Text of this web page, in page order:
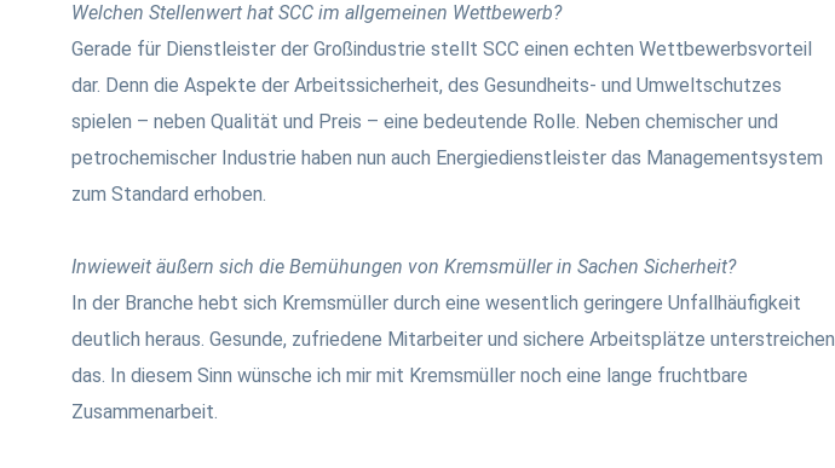
Welchen Stellenwert hat SCC im allgemeinen Wettbewerb?
Gerade für Dienstleister der Großindustrie stellt SCC einen echten Wettbewerbsvorteil
dar. Denn die Aspekte der Arbeitssicherheit, des Gesundheits- und Umweltschutzes
spielen – neben Qualität und Preis – eine bedeutende Rolle. Neben chemischer und
petrochemischer Industrie haben nun auch Energiedienstleister das Managementsystem
zum Standard erhoben.
Inwieweit äußern sich die Bemühungen von Kremsmüller in Sachen Sicherheit?
In der Branche hebt sich Kremsmüller durch eine wesentlich geringere Unfallhäufigkeit
deutlich heraus. Gesunde, zufriedene Mitarbeiter und sichere Arbeitsplätze unterstreichen
das. In diesem Sinn wünsche ich mir mit Kremsmüller noch eine lange fruchtbare
Zusammenarbeit.